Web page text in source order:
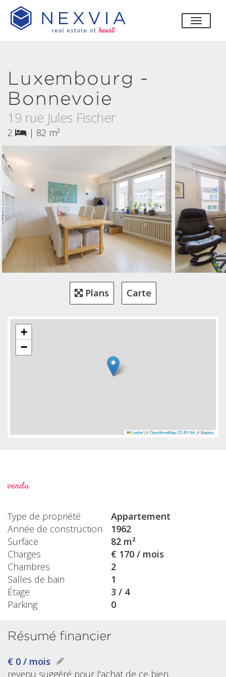
Luxembourg -
Bonnevoie
19 rue Jules Fischer
2 | 82 m²
Plans Carte
+
−
Leaflet |©OpenStreetMap CC-BY-SA, ©Mapbox
vendu
Type de propriété
Appartement
Année de construction
1962
Surface
82 m²
Charges
€ 170 / mois
Chambres
2
Salles de bain
1
Étage
3 / 4
Parking
0
Résumé financier
€ 0 / mois
revenu suggéré pour l'achat de ce bien